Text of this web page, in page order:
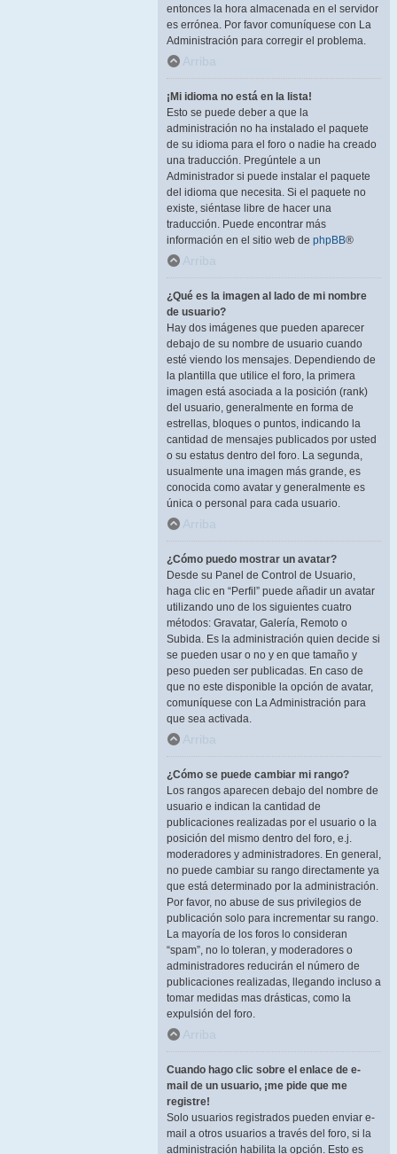
entonces la hora almacenada en el servidor
es errónea. Por favor comuníquese con La
Administración para corregir el problema.
Arriba
¡Mi idioma no está en la lista!
Esto se puede deber a que la
administración no ha instalado el paquete
de su idioma para el foro o nadie ha creado
una traducción. Pregúntele a un
Administrador si puede instalar el paquete
del idioma que necesita. Si el paquete no
existe, siéntase libre de hacer una
traducción. Puede encontrar más
información en el sitio web de phpBB®
Arriba
¿Qué es la imagen al lado de mi nombre
de usuario?
Hay dos imágenes que pueden aparecer
debajo de su nombre de usuario cuando
esté viendo los mensajes. Dependiendo de
la plantilla que utilice el foro, la primera
imagen está asociada a la posición (rank)
del usuario, generalmente en forma de
estrellas, bloques o puntos, indicando la
cantidad de mensajes publicados por usted
o su estatus dentro del foro. La segunda,
usualmente una imagen más grande, es
conocida como avatar y generalmente es
única o personal para cada usuario.
Arriba
¿Cómo puedo mostrar un avatar?
Desde su Panel de Control de Usuario,
haga clic en “Perfil” puede añadir un avatar
utilizando uno de los siguientes cuatro
métodos: Gravatar, Galería, Remoto o
Subida. Es la administración quien decide si
se pueden usar o no y en que tamaño y
peso pueden ser publicadas. En caso de
que no este disponible la opción de avatar,
comuníquese con La Administración para
que sea activada.
Arriba
¿Cómo se puede cambiar mi rango?
Los rangos aparecen debajo del nombre de
usuario e indican la cantidad de
publicaciones realizadas por el usuario o la
posición del mismo dentro del foro, e.j.
moderadores y administradores. En general,
no puede cambiar su rango directamente ya
que está determinado por la administración.
Por favor, no abuse de sus privilegios de
publicación solo para incrementar su rango.
La mayoría de los foros lo consideran
“spam”, no lo toleran, y moderadores o
administradores reducirán el número de
publicaciones realizadas, llegando incluso a
tomar medidas mas drásticas, como la
expulsión del foro.
Arriba
Cuando hago clic sobre el enlace de e-
mail de un usuario, ¡me pide que me
registre!
Solo usuarios registrados pueden enviar e-
mail a otros usuarios a través del foro, si la
administración habilita la opción. Esto es